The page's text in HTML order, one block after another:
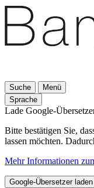
Suche
Menü
Sprache
Lade Google-
Bitte bestätigen Sie,
lassen möchten.
Mehr Informationen
Google-Übersetzer laden